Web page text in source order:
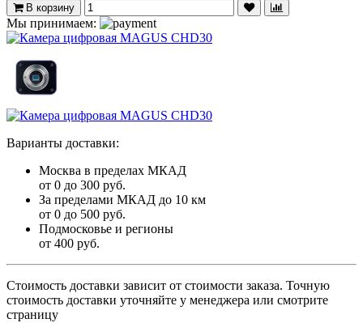
В корзину
Мы принимаем:
Варианты доставки:
Москва в пределах МКАД
от 0 до 300 руб.
За пределами МКАД до 10 км
от 0 до 500 руб.
Подмосковье и регионы
от 400 руб.
Стоимость доставки зависит от стоимости заказа. Точную
стоимость доставки уточняйте у менеджера или смотрите
страницу